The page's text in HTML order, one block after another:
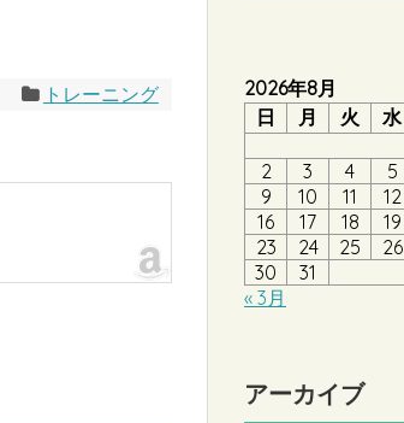
トレーニング
2026年8月
日
月 火 水
2
3 4 5
9
10 11 12
16
17 18 19
23
24 25 26
30
31
« 3月
アーカイブ